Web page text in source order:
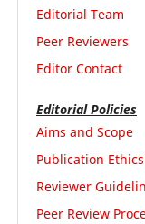
Editorial Team
Peer Reviewers
Editor Contact
Editorial Policies
Aims and Scope
Publication Ethics
Reviewer
Peer Review